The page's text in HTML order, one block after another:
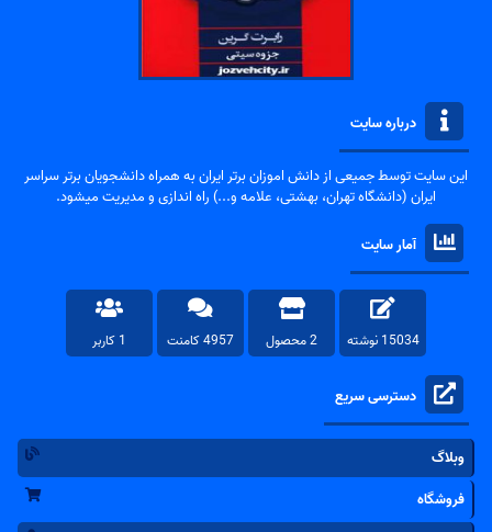
درباره سایت
این سایت توسط جمیعی از دانش اموزان برتر ایران به همراه دانشجویان برتر سراسر
ایران (دانشگاه تهران، بهشتی، علامه و...) راه اندازی و مدیریت میشود.
آمار سایت
15034 نوشته 2 محصول 4957 کامنت 1 کاربر
دسترسی سریع
وبلاگ
فروشگاه